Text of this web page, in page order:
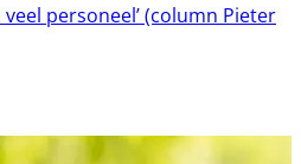
veel personeel’ (column Pieter